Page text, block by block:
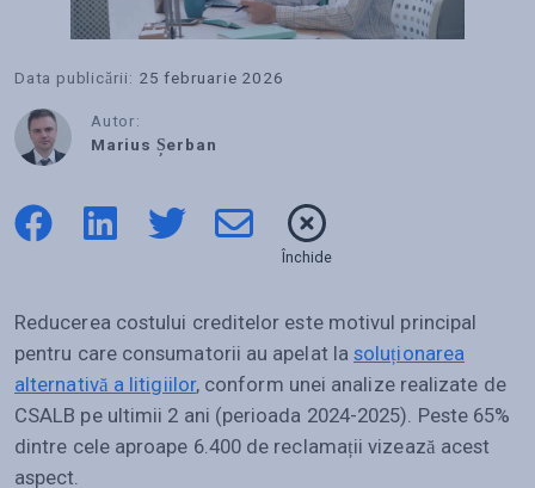
Data publicării: 25 februarie 2026
Autor:
Marius Șerban
Închide
Reducerea costului creditelor este motivul principal
pentru care consumatorii au apelat lasoluționarea
alternativă a litigiilor, conform unei analize realizate de
CSALB pe ultimii 2 ani (perioada 2024-2025). Peste 65%
dintre cele aproape 6.400 de reclamații vizează acest
aspect.